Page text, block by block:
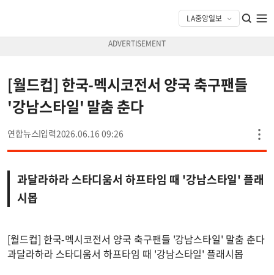
[월드컵] 한국-멕시코전서 양국 축구팬들
'강남스타일' 말춤 춘다
연합뉴스 2026.06.16 09:26
과달라하라 스타디움서 하프타임 때 '강남스타일' 플래
시몹
[월드컵] 한국-멕시코전서 양국 축구팬들 '강남스타일' 말춤 춘다
과달라하라 스타디움서 하프타임 때 '강남스타일' 플래시몹